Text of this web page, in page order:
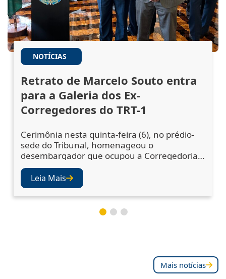
NOTÍCIAS
Retrato de Marcelo Souto entra
para a Galeria dos Ex-
Corregedores do TRT-1
Cerimônia nesta quinta-feira (6), no prédio-
sede do Tribunal, homenageou o
desembargador que ocupou a Corregedoria
Regional no biênio 2023/2025 A cerimônia de
descerramento do retrato do desembargador
Marcelo Augusto Souto de Oliveira,
corregedor regional no biênio 2023/2025,
ocorreu nesta quinta-feira (6), no Salão Nobre
do TRT-1. A solenidade confirmou a inclusão
Leia Mais
Mais notícias